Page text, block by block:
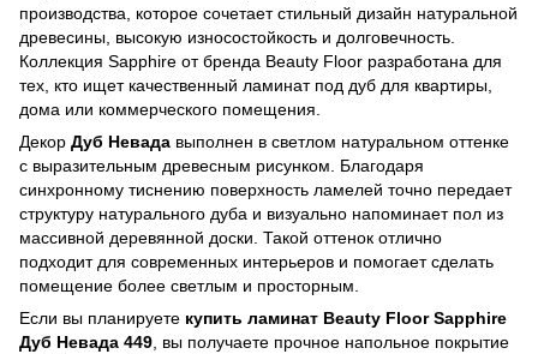
производства, которое сочетает стильный дизайн натуральной
древесины, высокую износостойкость и долговечность.
Коллекция Sapphire от бренда Beauty Floor разработана для
тех, кто ищет качественный ламинат под дуб для квартиры,
дома или коммерческого помещения.
Декор Дуб Невада выполнен в светлом натуральном оттенке
с выразительным древесным рисунком. Благодаря
синхронному тиснению поверхность ламелей точно передает
структуру натурального дуба и визуально напоминает пол из
массивной деревянной доски. Такой оттенок отлично
подходит для современных интерьеров и помогает сделать
помещение более светлым и просторным.
Если вы планируете купить ламинат Beauty Floor Sapphire
Дуб Невада 449 , вы получаете прочное напольное покрытие